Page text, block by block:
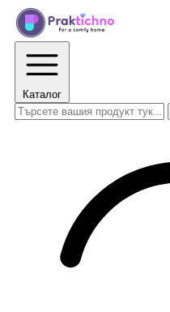
Каталог